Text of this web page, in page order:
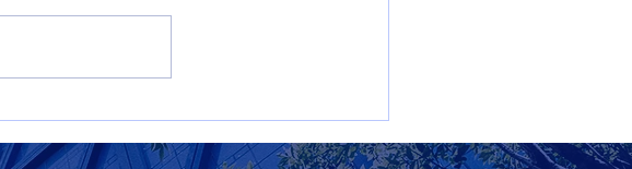
Tipos de sostenibilidad